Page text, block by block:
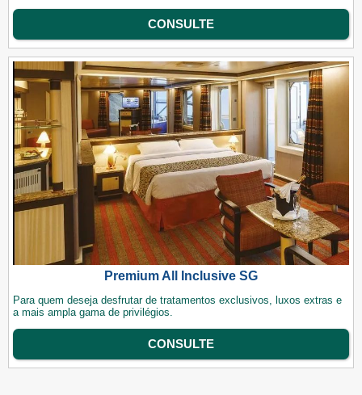
CONSULTE
Premium All Inclusive SG
Para quem deseja desfrutar de tratamentos exclusivos, luxos extras e
a mais ampla gama de privilégios.
CONSULTE